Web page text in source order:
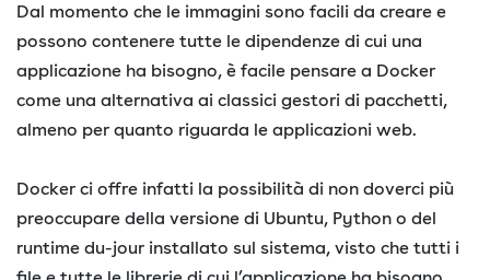
Dal momento che le immagini sono facili da creare e
possono contenere tutte le dipendenze di cui una
applicazione ha bisogno, è facile pensare a Docker
come una alternativa ai classici gestori di pacchetti,
almeno per quanto riguarda le applicazioni web.
Docker ci offre infatti la possibilità di non doverci più
preoccupare della versione di Ubuntu, Python o del
runtime du-jour installato sul sistema, visto che tutti i